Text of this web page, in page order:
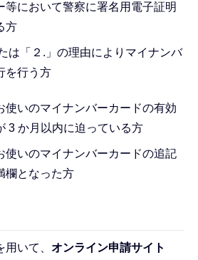
等において警察に署名用電子証明
方
は「２.」の理由によりマイナンバ
を行う方
使いのマイナンバーカードの有効
3 か月以内に迫っている方
使いのマイナンバーカードの追記
欄となった方
いて、 オンライン申請サイト